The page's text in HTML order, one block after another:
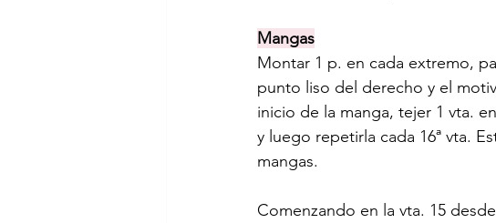
Mangas
Montar 1 p. en cada extremo,
punto liso del derecho y el
inicio de la manga, tejer 1 vta.
y luego repetirla cada 16ª vta.
mangas.
Comenzando en la vta. 15